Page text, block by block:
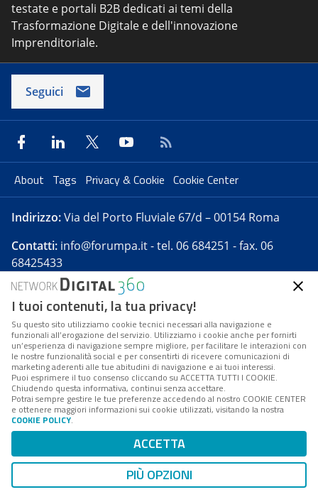
testate e portali B2B dedicati ai temi della
Trasformazione Digitale e dell'innovazione
Imprenditoriale.
Seguici
About Tags Privacy & Cookie Cookie Center
Indirizzo:Via del Porto Fluviale 67/d – 00154 Roma
Contatti: info@forumpa.it- tel. 06 684251 - fax. 06
68425433
Forumpa.itè una pubblicazione telematica iscritta
presso Registro della stampa del Tribunale di Roma -
Reg. n. 182 del 2 maggio 2008 - Direttore resp. Michela
Stentella
FPA s.r.l. è società soggetta a Direzione e
Coordinamento da parte di Digital360 S.p.A. - FPA s.r.l.
è un'azienda certificata per il sistema di management
Codice Fiscale/Partita IVA n. 10693191008 - R.E.A. Roma
n. 1249791. ISP AWS
Mappa del sito
I tuoi contenuti, la tua privacy!
Su questo sito utilizziamo cookie tecnici necessari alla navigazione e
funzionali all’erogazione del servizio. Utilizziamo i cookie anche per fornirti
un’esperienza di navigazione sempre migliore, per facilitare le interazioni con
le nostre funzionalità social e per consentirti di ricevere comunicazioni di
marketing aderenti alle tue abitudini di navigazione e ai tuoi interessi.
Puoi esprimere il tuo consenso cliccando su ACCETTA TUTTI I COOKIE.
Chiudendo questa informativa, continui senza accettare.
Potrai sempre gestire le tue preferenze accedendo al nostro COOKIE CENTER
e ottenere maggiori informazioni sui cookie utilizzati, visitando la nostra
COOKIE POLICY.
ACCETTA
PIÙ OPZIONI